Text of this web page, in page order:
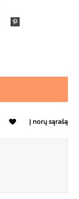
Į norų sąrašą